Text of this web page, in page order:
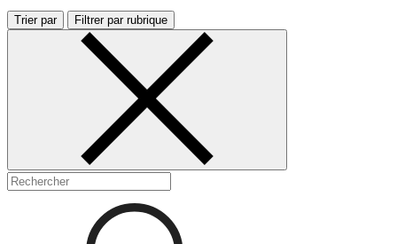
Trier par Filtrer par rubrique